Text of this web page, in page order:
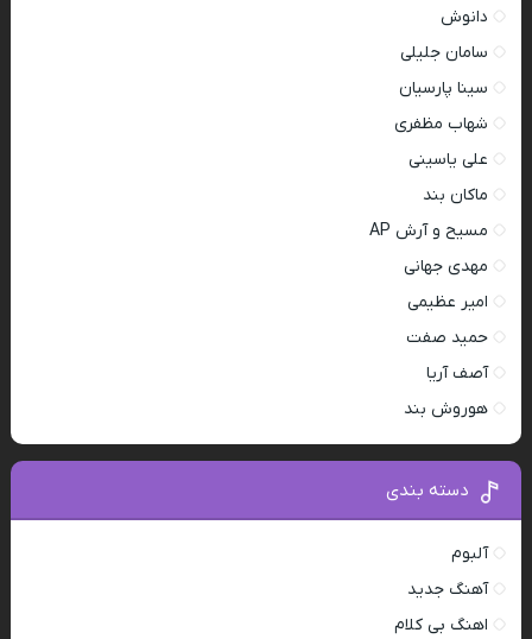
دانوش
سامان جلیلی
سینا پارسیان
شهاب مظفری
علی یاسینی
ماکان بند
مسیح و آرش AP
مهدی جهانی
امیر عظیمی
حمید صفت
آصف آریا
هوروش بند
دسته بندی
آلبوم
آهنگ جدید
اهنگ بی کلام